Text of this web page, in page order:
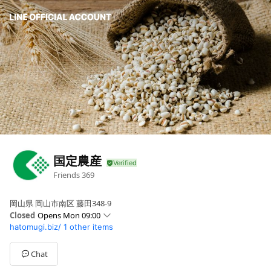
国定農産
Friends369
岡山県 岡山市南区 藤田348-9
Closed Opens Mon 09:00
SunClosed
Mon09:00 - 12:00,13:00 - 17:00
Tue09:00 - 12:00,13:00 - 17:00
Wed09:00 - 12:00,13:00 - 17:00
hatomugi.biz/ 1 other items
Chat